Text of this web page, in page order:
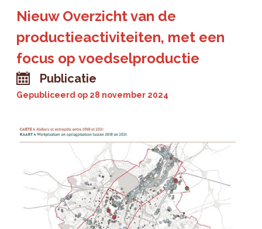
Nieuw Overzicht van de
productieactiviteiten, met een
focus op voedselproductie
Publicatie
Gepubliceerd op 28 november 2024